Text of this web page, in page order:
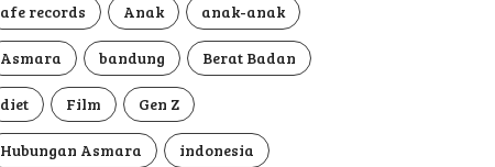
afe records Anak anak-anak
Asmara bandung Berat Badan
diet Film Gen Z
Hubungan Asmara indonesia